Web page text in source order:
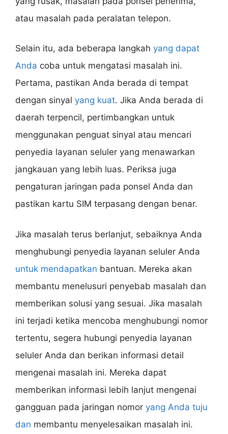
atau masalah pada peralatan telepon.
Selain itu, ada beberapa langkah yang dapat
Anda coba untuk mengatasi masalah ini.
Pertama, pastikan Anda berada di tempat
dengan sinyal yang kuat. Jika Anda berada di
daerah terpencil, pertimbangkan untuk
menggunakan penguat sinyal atau mencari
penyedia layanan seluler yang menawarkan
jangkauan yang lebih luas. Periksa juga
pengaturan jaringan pada ponsel Anda dan
pastikan kartu SIM terpasang dengan benar.
Jika masalah terus berlanjut, sebaiknya Anda
menghubungi penyedia layanan seluler Anda
untuk mendapatkan bantuan. Mereka akan
membantu menelusuri penyebab masalah dan
memberikan solusi yang sesuai. Jika masalah
ini terjadi ketika mencoba menghubungi nomor
tertentu, segera hubungi penyedia layanan
seluler Anda dan berikan informasi detail
mengenai masalah ini. Mereka dapat
memberikan informasi lebih lanjut mengenai
gangguan pada jaringan nomor yang Anda tuju
dan membantu menyelesaikan masalah ini.